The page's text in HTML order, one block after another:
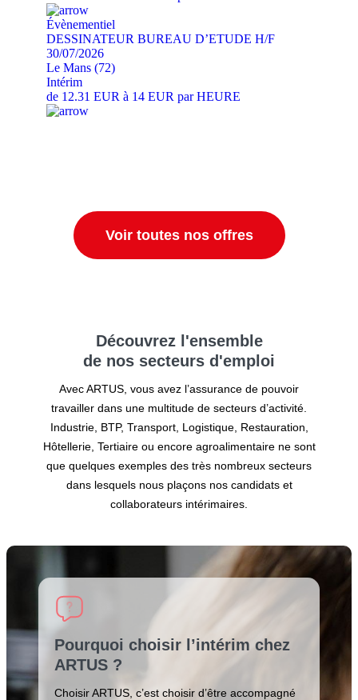
Évènementiel
DESSINATEUR BUREAU D’ETUDE H/F
30/07/2026
Le Mans (72)
Intérim
de 12.31 EUR à 14 EUR par HEURE
Voir toutes nos offres
Découvrez l'ensemble
de nos secteurs d'emploi
Avec ARTUS, vous avez l’assurance de pouvoir
travailler dans une multitude de secteurs d’activité.
Industrie, BTP, Transport, Logistique, Restauration,
Hôtellerie, Tertiaire ou encore agroalimentaire ne sont
que quelques exemples des très nombreux secteurs
dans lesquels nous plaçons nos candidats et
collaborateurs intérimaires.
Pourquoi choisir l’intérim chez
ARTUS ?
Choisir ARTUS, c’est choisir d’être accompagné